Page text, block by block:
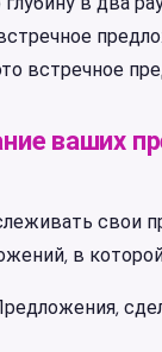
встречное
ваших
свои
в